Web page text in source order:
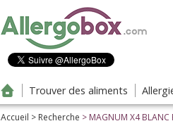
Trouver des aliments
Accueil > Recherche > MAGNUM X4 BLANC